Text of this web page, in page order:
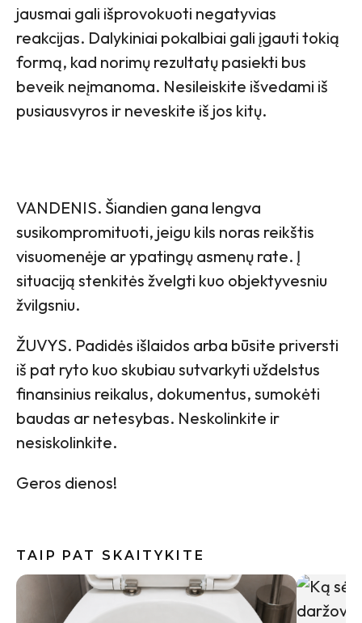
jausmai gali išprovokuoti negatyvias
reakcijas. Dalykiniai pokalbiai gali įgauti tokią
formą, kad norimų rezultatų pasiekti bus
beveik neįmanoma. Nesileiskite išvedami iš
pusiausvyros ir neveskite iš jos kitų.
VANDENIS. Šiandien gana lengva
susikompromituoti, jeigu kils noras reikštis
visuomenėje ar ypatingų asmenų rate. Į
situaciją stenkitės žvelgti kuo objektyvesniu
žvilgsniu.
ŽUVYS. Padidės išlaidos arba būsite priversti
iš pat ryto kuo skubiau sutvarkyti uždelstus
finansinius reikalus, dokumentus, sumokėti
baudas ar netesybas. Neskolinkite ir
nesiskolinkite.
Geros dienos!
TAIP PAT SKAITYKITE
Indai po
gali būti